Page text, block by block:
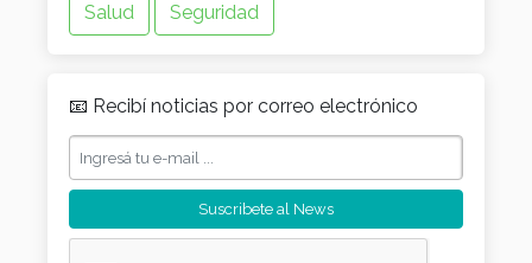
Salud
Seguridad
📧 Recibí noticias por correo electrónico